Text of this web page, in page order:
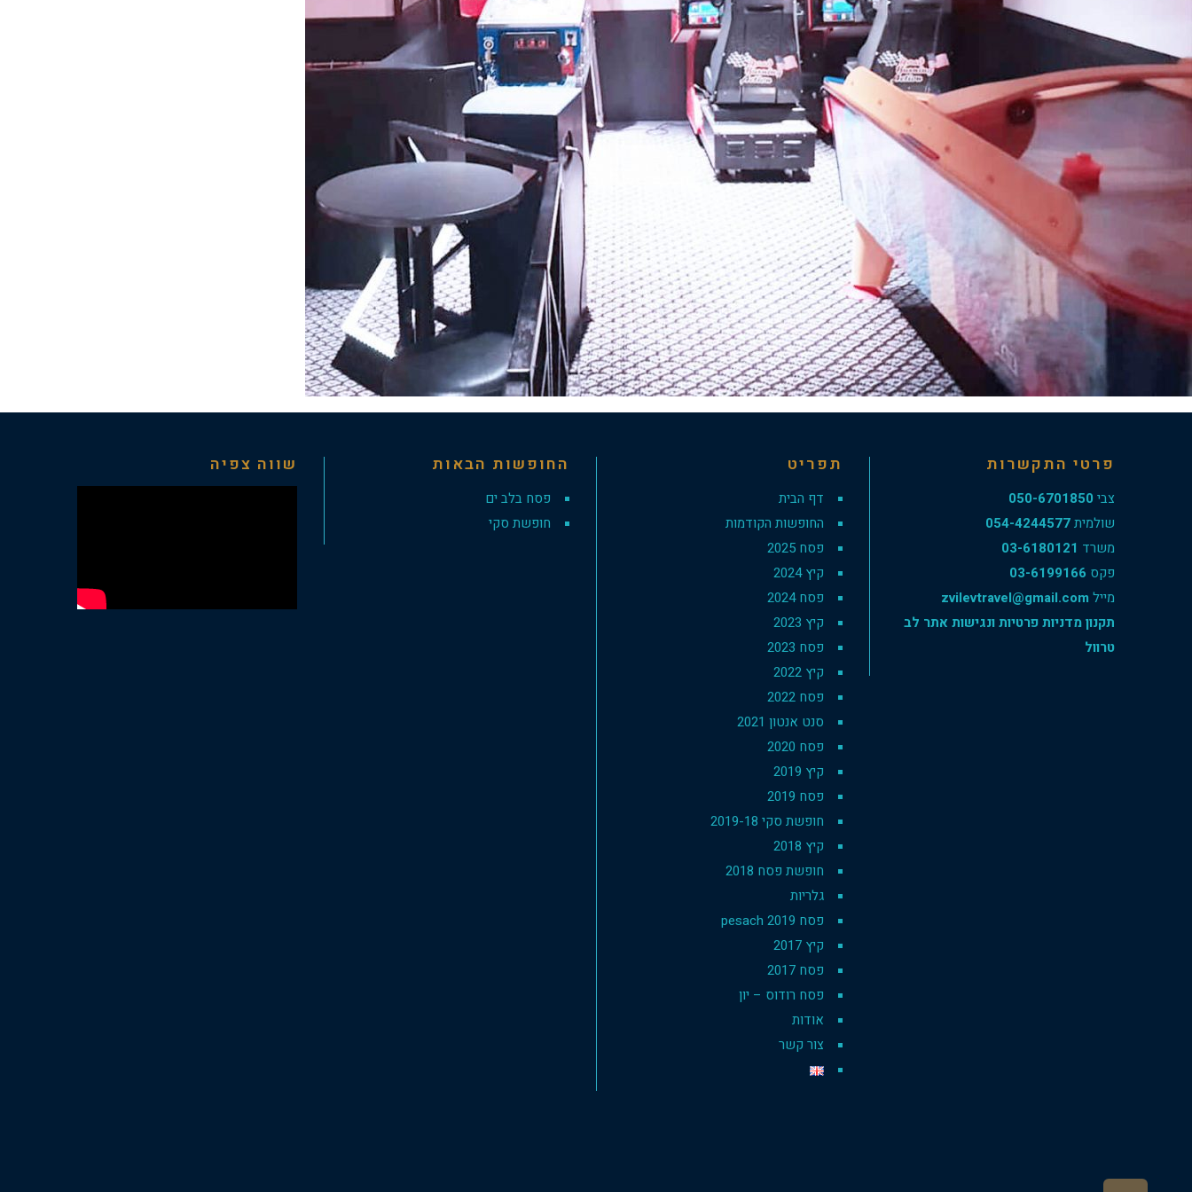
פרטי התקשרות
צבי 050-6701850
שולמית054-4244577
משרד 03-6180121
פקס 03-6199166
מייל zvilevtravel@gmail.com
תקנון מדניות פרטיות ונגישות אתר לב
טרוול
תפריט
דף הבית
החופשות הקודמות
פסח 2025
קיץ 2024
פסח 2024
קיץ 2023
פסח 2023
קיץ 2022
פסח 2022
סנט אנטון 2021
פסח 2020
קיץ 2019
פסח 2019
חופשת סקי 2019-18
קיץ 2018
חופשת פסח 2018
גלריות
פסח 2019 pesach
קיץ 2017
פסח 2017
פסח רודוס – יון
אודות
צור קשר
החופשות הבאות
פסח בלב ים
חופשת סקי
שווה צפיה